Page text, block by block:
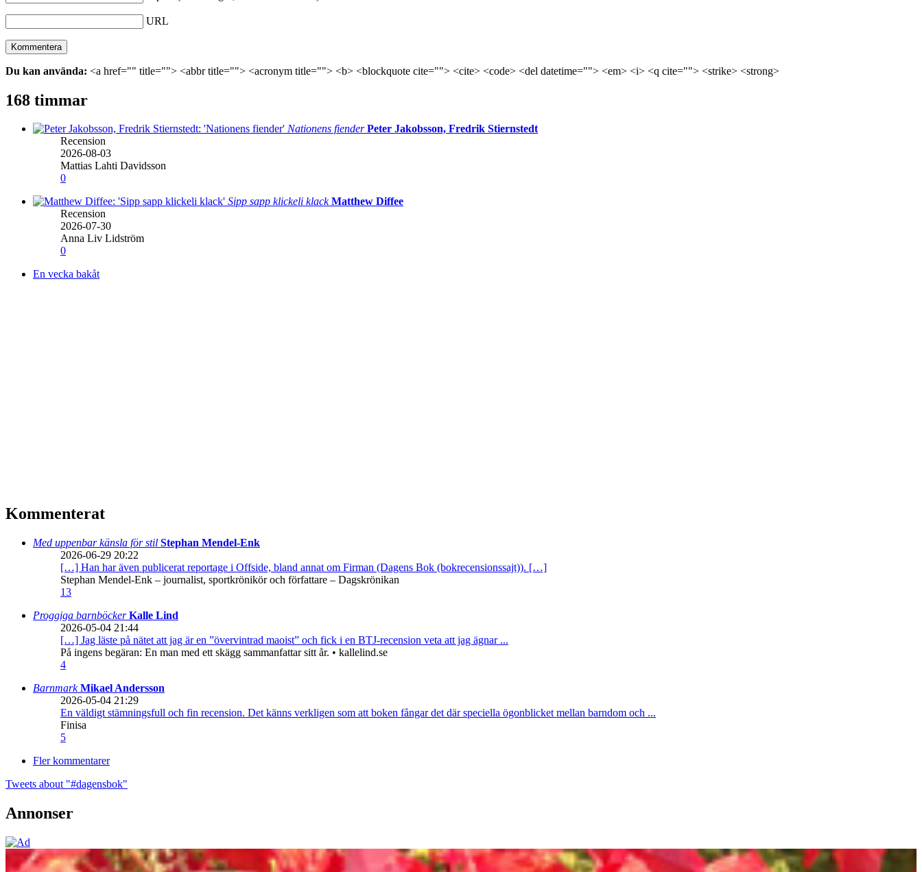
URL
Du kan använda: <a href="" title=""> <abbr title=""> <acronym title=""> <b> <blockquote cite=""> <cite> <code> <del datetime=""> <em> <i> <q cite=""> <strike> <strong>
168 timmar
Nationens fiender Peter Jakobsson, Fredrik Stiernstedt
Recension
2026-08-03
Mattias Lahti Davidsson
0
Sipp sapp klickeli klack Matthew Diffee
Recension
2026-07-30
Anna Liv Lidström
0
En vecka bakåt
Kommenterat
Med uppenbar känsla för stil Stephan Mendel-Enk
2026-06-29 20:22
[…] Han har även publicerat reportage i Offside, bland annat om Firman (Dagens Bok (bokrecensionssajt)). […]
Stephan Mendel-Enk – journalist, sportkrönikör och författare – Dagskrönikan
13
Proggiga barnböckerKalle Lind
2026-05-04 21:44
[…] Jag läste på nätet att jag är en ”övervintrad maoist” och fick i en BTJ-recension veta att jag ägnar ...
På ingens begäran: En man med ett skägg sammanfattar sitt år. • kallelind.se
4
BarnmarkMikael Andersson
2026-05-04 21:29
En väldigt stämningsfull och fin recension. Det känns verkligen som att boken fångar det där speciella ögonblicket mellan barndom och ...
Finisa
5
Fler kommentarer
Tweets about "#dagensbok"
Annonser